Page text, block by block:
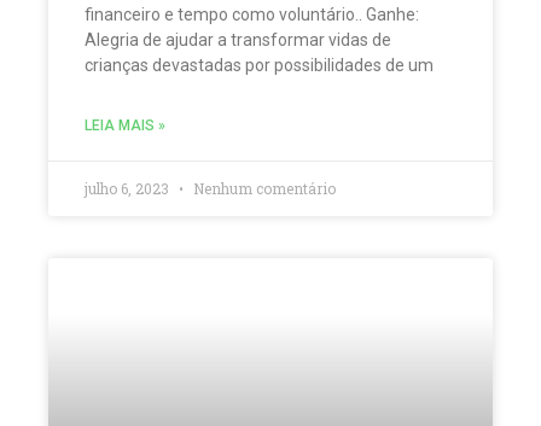
financeiro e tempo como voluntário.. Ganhe:
Alegria de ajudar a transformar vidas de
crianças devastadas por possibilidades de um
LEIA MAIS »
julho 6, 2023 Nenhum comentário